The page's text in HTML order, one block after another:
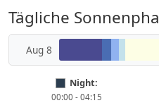
Tägliche
Aug 8
Night:
00:00 - 04:15